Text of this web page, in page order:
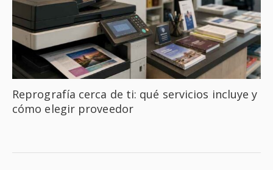
Reprografía cerca de ti: qué servicios incluye y
cómo elegir proveedor